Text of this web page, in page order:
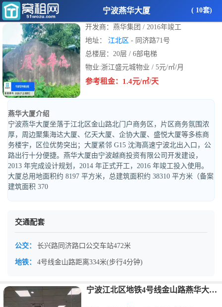
宁波燕华大厦 ( 10套)
开发商：燕华集团 / 2016年竣工
地址： 江北区 - 同济路71号
总楼层：20层 / 6部电梯
物业:浙江盛元城物业 / 5元/㎡/月
参考租金：1.4元/㎡/天
燕华大厦介绍
宁波燕华大厦坐落于江北区金山路北门户商务区，片区商务氛围浓
厚，周边聚集海达大厦、亿天大厦、企协大厦、盛悦大厦等多栋商
务楼宇，区位优势突出；大厦紧邻 G15 沈海高速宁波北出入口，公
路出行十分便捷。燕华大厦由宁波越商投资有限公司开发建设，
2013 年完成设计规划，2014 年正式开工，2016 年竣工投入使用。
大厦总用地面积约 8197 平方米，总建筑面积约 38310 平方米（备案
建筑面积 370
交通配套
公交： 长兴路同济路口公交车站472米
地铁： 4号线金山路距离334米(步行4分钟)
宁波江北区地铁4号线金山路燕华大厦1300平米整层办公室出租